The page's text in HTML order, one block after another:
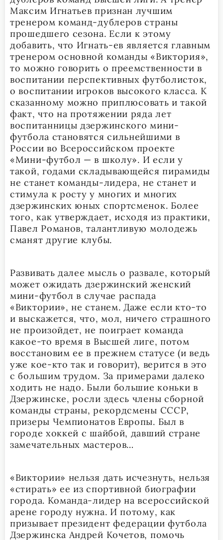
Максим Игнатьев признан лучшим
тренером команд-дублеров страны
прошедшего сезона. Если к этому
добавить, что Игнать-ев является главным
тренером основной команды «Виктория»,
то можно говорить о преемственности в
воспитании перспективных футболисток,
о воспитании игроков высокого класса. К
сказанному можно приплюсовать и такой
факт, что на протяжении ряда лет
воспитанницы дзержинского мини-
футбола становятся сильнейшими в
России во Всероссийском проекте
«Мини-футбол — в школу». И если у
такой, годами складывающейся пирамиды
не станет команды-лидера, не станет и
стимула к росту у многих и многих
дзержинских юных спортсменок. Более
того, как утверждает, исходя из практики,
Павел Романов, талантливую молодежь
сманят другие клубы.
Развивать далее мысль о развале, который
может ожидать дзержинский женский
мини-футбол в случае распада
«Виктории», не станем. Даже если кто-то
и выскажется, что, мол, ничего страшного
не произойдет, не поиграет команда
какое-то время в Высшей лиге, потом
восстановим ее в прежнем статусе (и ведь
уже кое-кто так и говорит), верится в это
с большим трудом. За примерами далеко
ходить не надо. Были большие коньки в
Дзержинске, росли здесь члены сборной
команды страны, рекордсмены СССР,
призеры Чемпионатов Европы. Был в
городе хоккей с шайбой, давший стране
замечательных мастеров…
«Виктории» нельзя дать исчезнуть, нельзя
«стирать» ее из спортивной биографии
города. Команда-лидер на всероссийской
арене городу нужна. И потому, как
призывает президент федерации футбола
Дзержинска Андрей Кочетов, помочь